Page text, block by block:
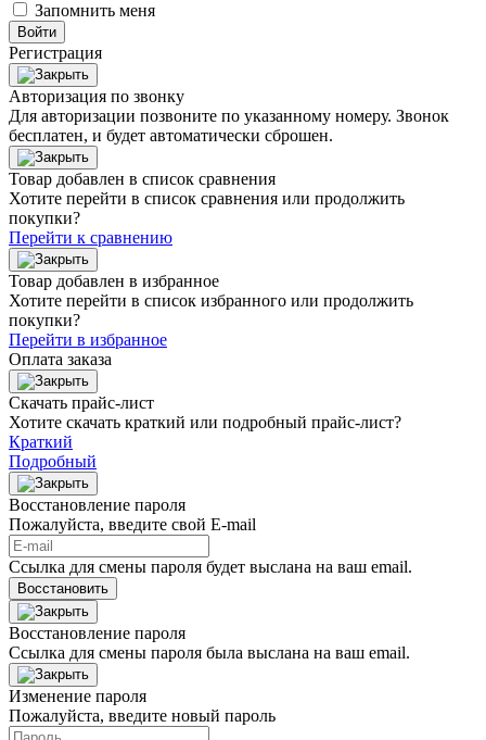
Запомнить меня
Войти
Регистрация
Авторизация по звонку
Для авторизации позвоните по указанному номеру. Звонок
бесплатен, и будет автоматически сброшен.
Товар добавлен в список сравнения
Хотите перейти в список сравнения или продолжить
покупки?
Перейти к сравнению
Товар добавлен в избранное
Хотите перейти в список избранного или продолжить
покупки?
Перейти в избранное
Оплата заказа
Скачать прайс-лист
Хотите скачать краткий или подробный прайс-лист?
Краткий
Подробный
Восстановление пароля
Пожалуйста, введите свой E‑mail
Ссылка для смены пароля будет выслана на ваш email.
Восстановить
Восстановление пароля
Ссылка для смены пароля была выслана на ваш email.
Изменение пароля
Пожалуйста, введите новый пароль